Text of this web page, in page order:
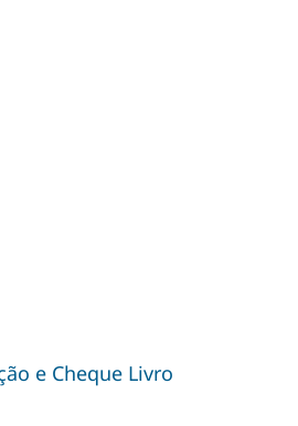
e Cheque Livro